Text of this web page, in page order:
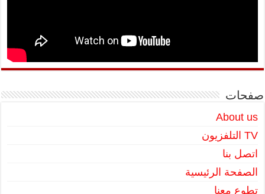
صفحات
About us
TV التلفزيون
اتصل بنا
الصفحة الرئيسية
تطوع معنا